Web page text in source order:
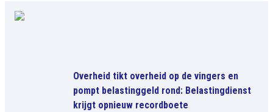
Overheid tikt overheid op de vingers en
pompt belastinggeld rond: Belastingdienst
krijgt opnieuw recordboete